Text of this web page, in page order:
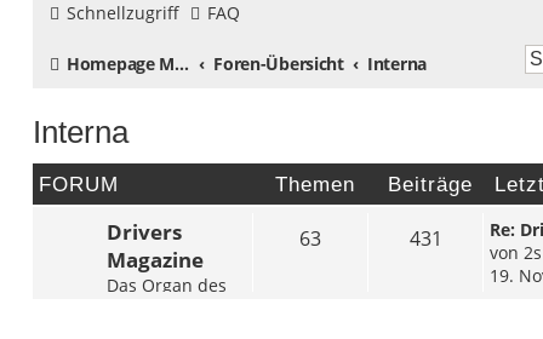
Schnellzugriff FAQ
Homepage MG Drivers Club Deutschland Foren-Übersicht Interna
Interna
FORUM Themen Beiträge
Drivers
Magazine
Das Organ des
63 431
Re:
von
19.